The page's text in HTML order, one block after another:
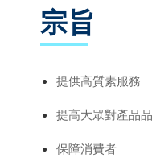
宗旨
提供高質素服務
提高大眾對產品
保障消費者